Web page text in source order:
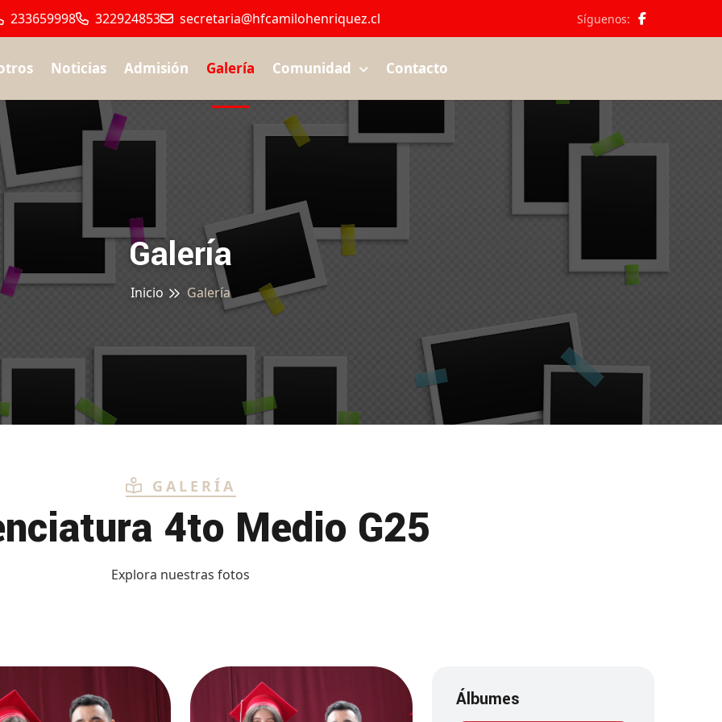
233659998 322924853 secretaria@hfcamilohenriquez.cl Síguenos:
Noticias Admisión Galería Comunidad Contacto
Galería
Inicio Galería
GALERÍA
4to Medio G25
Explora nuestras fotos
Álbumes